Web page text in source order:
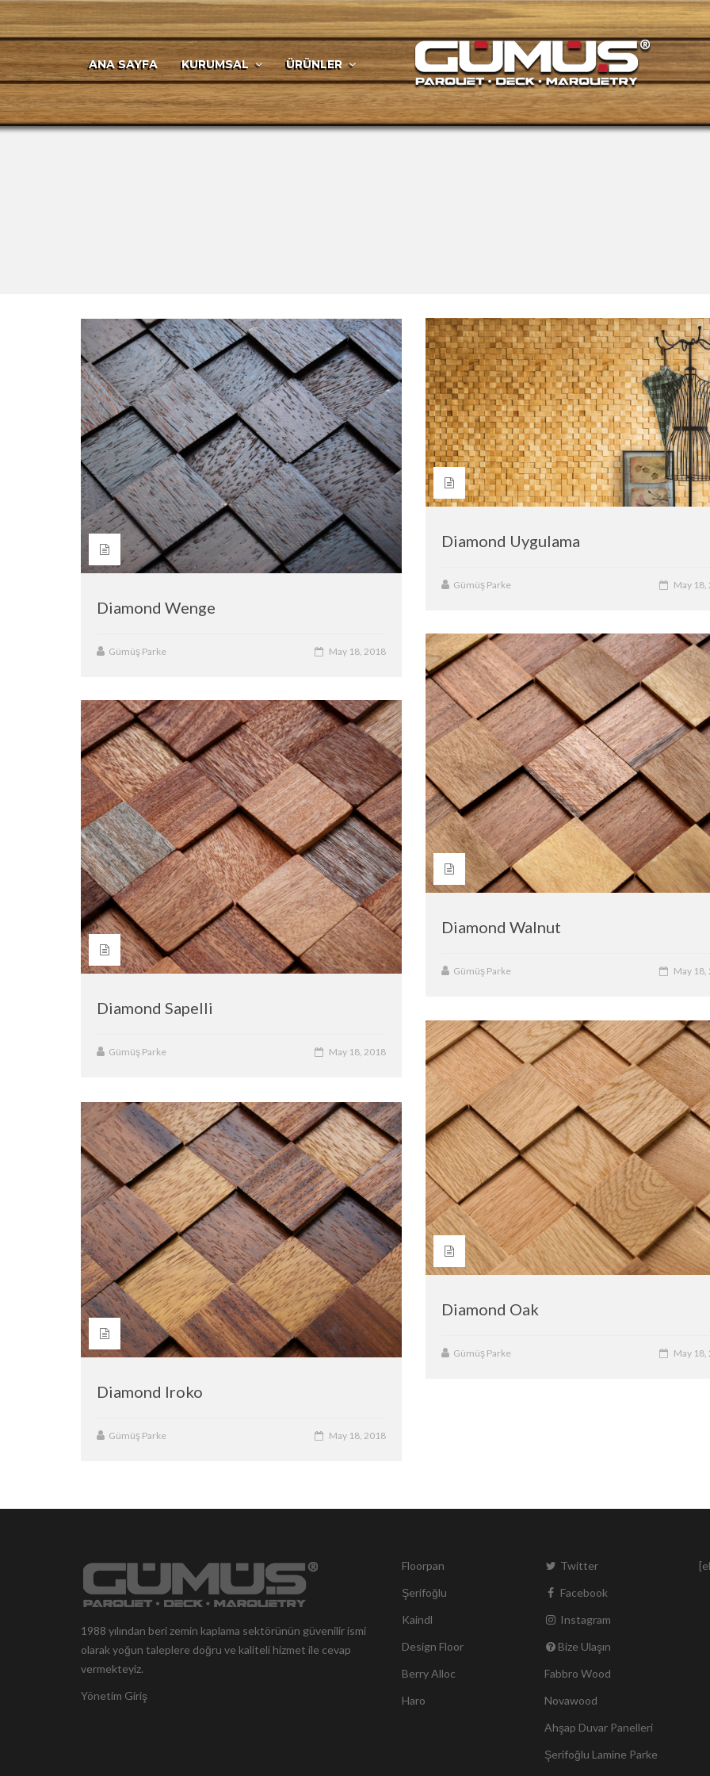
ANA SAYFA KURUMSAL ÜRÜNLER
Diamond Uygulama
Gümüş Parke May 18,
Diamond Wenge
Gümüş Parke May 18, 2018
Diamond Walnut
Gümüş Parke May 18,
Diamond Sapelli
Gümüş Parke May 18, 2018
Diamond Oak
Gümüş Parke May 18,
Diamond Iroko
Gümüş Parke May 18, 2018
1988 yılından beri zemin kaplama sektörünün güvenilir ismi
olarak yoğun taleplere doğru ve kaliteli hizmet ile cevap
vermekteyiz.
Yönetim Giriş
Floorpan
Şerifoğlu
Kaindl
Design Floor
Berry Alloc
Haro
Twitter
Facebook
Instagram
Bize Ulaşın
Fabbro Wood
Novawood
Ahşap Duvar Panelleri
Şerifoğlu Lamine Parke